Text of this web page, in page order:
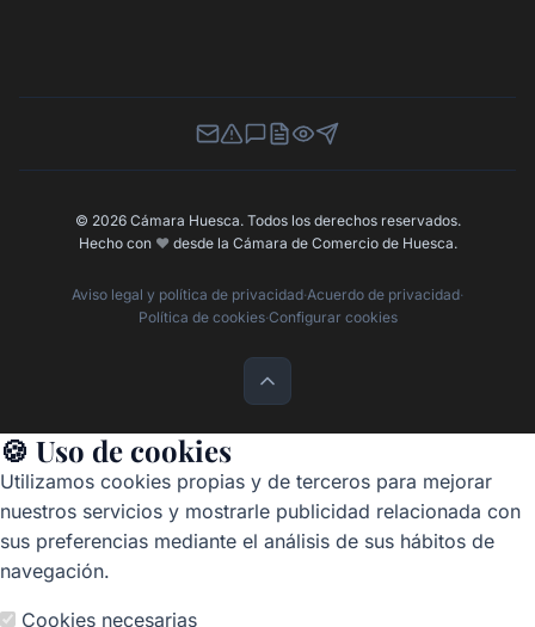
Newsletter
Canal de Denuncias
Buzón de Sugerencias
Perfil Contratante
Ley de Transparencia
Contacta con nosotros
© 2026 Cámara Huesca. Todos los derechos reservados.
Hecho con ❤️ desde la Cámara de Comercio de Huesca.
Aviso legal y política de privacidad·Acuerdo de privacidad·
Política de cookies·Configurar cookies
🍪 Uso de cookies
Utilizamos cookies propias y de terceros para mejorar
nuestros servicios y mostrarle publicidad relacionada con
sus preferencias mediante el análisis de sus hábitos de
navegación.
Cookies necesarias